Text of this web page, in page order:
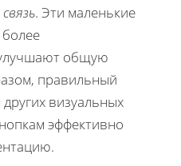
. Эти маленькие
общую
правильный
визуальных
эффективно